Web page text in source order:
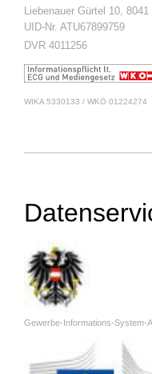
Liebenauer Gürtel 10, 8041
UID-Nr. ATU67899759
DVR 4011256
WIKA 5330133 / WKÖ 01224274
Gewerbe-Informations-System-